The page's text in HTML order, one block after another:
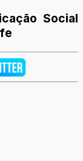
Social